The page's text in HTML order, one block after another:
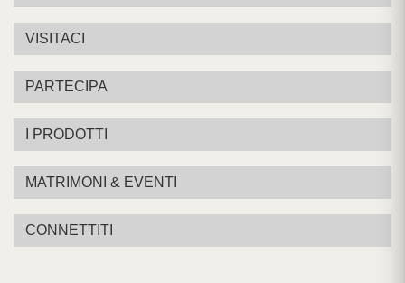
VISITACI
PARTECIPA
I PRODOTTI
MATRIMONI & EVENTI
CONNETTITI